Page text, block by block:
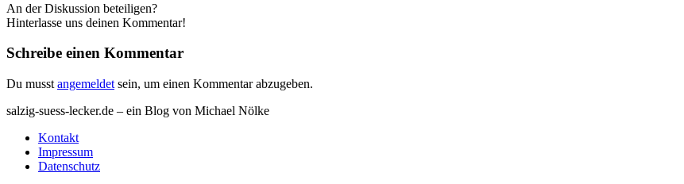
An der Diskussion beteiligen?
Hinterlasse uns deinen Kommentar!
Schreibe einen Kommentar
Du musst angemeldet sein, um einen Kommentar abzugeben.
salzig-suess-lecker.de – ein Blog von Michael Nölke
Kontakt
Impressum
Datenschutz